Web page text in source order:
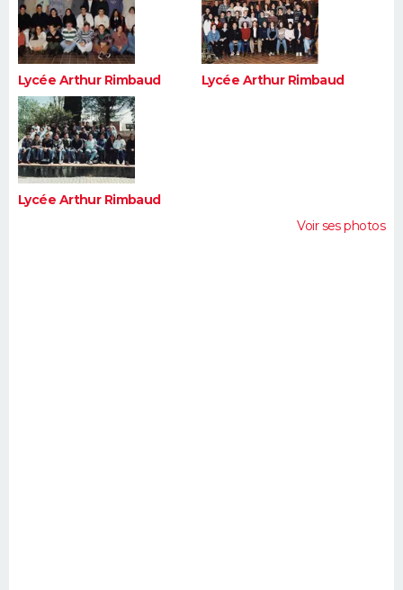
Lycée Arthur Rimbaud Lycée Arthur Rimbaud
Lycée Arthur Rimbaud
Voir ses photos